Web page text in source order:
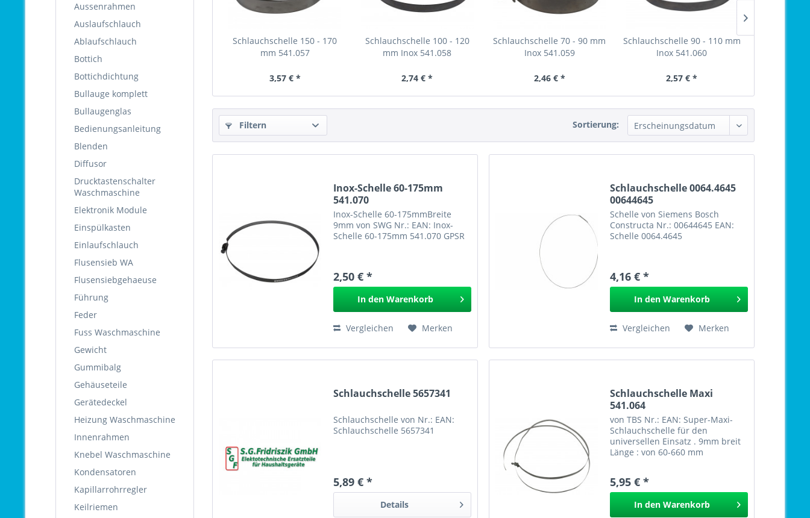
Aussenrahmen
Auslaufschlauch
Ablaufschlauch
Bottich
Bottichdichtung
Bullauge komplett
Bullaugenglas
Bedienungsanleitung
Blenden
Diffusor
Drucktastenschalter
Waschmaschine
Elektronik Module
Einspülkasten
Einlaufschlauch
Flusensieb WA
Flusensiebgehaeuse
Führung
Feder
Fuss Waschmaschine
Gewicht
Gummibalg
Gehäuseteile
Gerätedeckel
Heizung Waschmaschine
Innenrahmen
Knebel Waschmaschine
Kondensatoren
Kapillarrohrregler
Keilriemen
Schlauchschelle 150 - 170
mm 541.057
3,57 € *
Schlauchschelle 100 - 120
mm Inox 541.058
2,74 € *
Schlauchschelle 70 - 90 mm
Inox 541.059
2,46 € *
Schlauchschelle 90 - 110 mm
Inox 541.060
2,57 € *
Filtern Sortierung:
Inox-Schelle 60-175mm
541.070
Inox-Schelle 60-175mmBreite
9mm von SWG Nr.: EAN: Inox-
Schelle 60-175mm 541.070 GPSR
2,50 € *
In den Warenkorb
Vergleichen Merken
Schlauchschelle 0064.4645
00644645
Schelle von Siemens Bosch
Constructa Nr.: 00644645 EAN:
Schelle 0064.4645
4,16 € *
In den Warenkorb
Vergleichen Merken
Schlauchschelle 5657341
Schlauchschelle von Nr.: EAN:
Schlauchschelle 5657341
5,89 € *
Details
Schlauchschelle Maxi
541.064
von TBS Nr.: EAN: Super-Maxi-
Schlauchschelle für den
universellen Einsatz . 9mm breit
Länge : von 60-660 mm
5,95 € *
In den Warenkorb